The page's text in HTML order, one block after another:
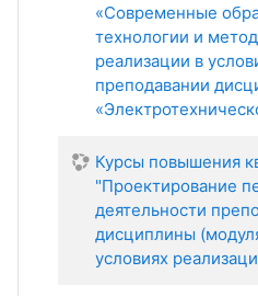
«Современные
технологии и
реализации в
преподавании
Курсы повышения
"Проектирование
деятельности
дисциплины
условиях